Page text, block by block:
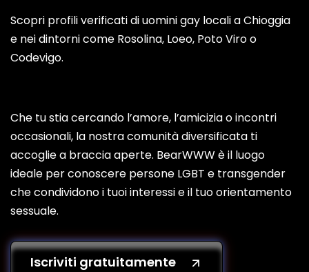
Scopri profili verificati di uomini gay locali a Chioggia
e nei dintorni come Rosolina, Loeo, Poto Viro o
Codevigo.
Che tu stia cercando l’amore, l’amicizia o incontri
occasionali, la nostra comunità diversificata ti
accoglie a braccia aperte. BearWWW è il luogo
ideale per conoscere persone LGBT e transgender
che condividono i tuoi interessi e il tuo orientamento
sessuale.
Iscriviti gratuitamente